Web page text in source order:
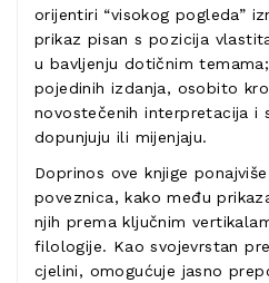
orijentiri “visokog pogleda”
prikaz pisan s pozicija
u bavljenju dotičnim
pojedinih izdanja, osobito
novostečenih interpretacija i
dopunjuju ili mijenjaju.
Doprinos ove knjige
poveznica, kako među
njih prema ključnim
filologije. Kao svojevrstan
cjelini, omogućuje jasno